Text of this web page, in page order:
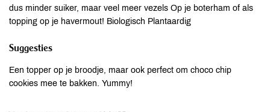
dus minder suiker, maar veel meer vezels Op je boterham of als
topping op je havermout! Biologisch Plantaardig
Suggesties
Een topper op je broodje, maar ook perfect om choco chip
cookies mee te bakken. Yummy!